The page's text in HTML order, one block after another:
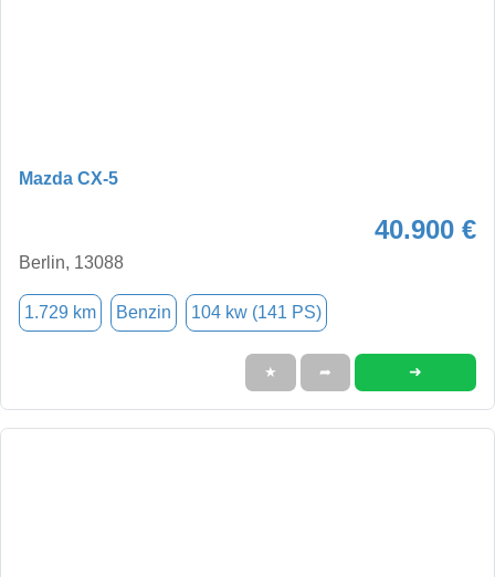
Mazda CX-5
40.900 €
Berlin, 13088
1.729 km Benzin 104 kw (141 PS)
★ ➦ ➜